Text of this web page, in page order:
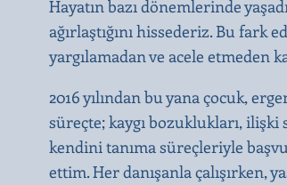
Hayatın bazı dönemlerinde
ağırlaştığını hissederiz. Bu fark
yargılamadan ve acele etmeden
2016 yılından bu yana çocuk,
süreçte; kaygı bozuklukları,
kendini tanıma süreçleriyle
ettim. Her danışanla çalışırken,